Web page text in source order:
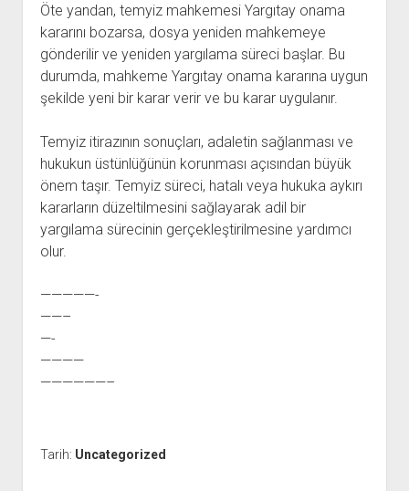
Öte yandan, temyiz mahkemesi Yargıtay onama
kararını bozarsa, dosya yeniden mahkemeye
gönderilir ve yeniden yargılama süreci başlar. Bu
durumda, mahkeme Yargıtay onama kararına uygun
şekilde yeni bir karar verir ve bu karar uygulanır.
Temyiz itirazının sonuçları, adaletin sağlanması ve
hukukun üstünlüğünün korunması açısından büyük
önem taşır. Temyiz süreci, hatalı veya hukuka aykırı
kararların düzeltilmesini sağlayarak adil bir
yargılama sürecinin gerçekleştirilmesine yardımcı
olur.
—————-
——–
—-
————
——————–
Tarih: Uncategorized